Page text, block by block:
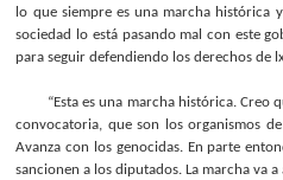
lo que siempre es una marcha histórica
sociedad lo está pasando mal con este
para seguir defendiendo los derechos de
“Esta es una marcha histórica.
convocatoria, que son los organismos
Avanza con los genocidas. En parte
sancionen a los diputados. La marcha va